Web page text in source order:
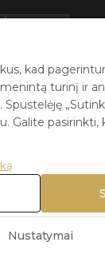
saugomos. |
kad
turinį ir
Galite pasirinkti,
Nustatymai